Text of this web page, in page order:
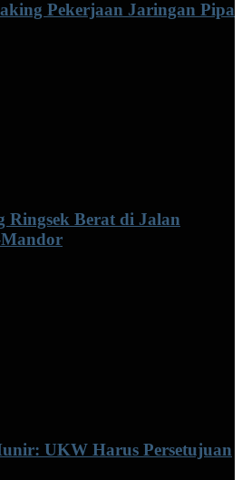
Pekerjaan Jaringan Pipa
Ringsek Berat di Jalan
UKW Harus Persetujuan